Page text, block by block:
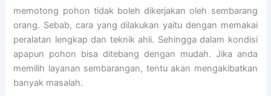
memotong pohon tidak boleh dikerjakan oleh sembarang
orang. Sebab, cara yang dilakukan yaitu dengan memakai
peralatan lengkap dan teknik ahli. Sehingga dalam kondisi
apapun pohon bisa ditebang dengan mudah. Jika anda
memilih layanan sembarangan, tentu akan mengakibatkan
banyak masalah.